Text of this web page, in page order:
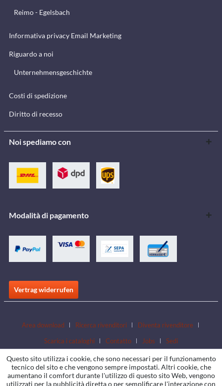
Reimo - Egelsbach
Informativa privacy Email Marketing
Riguardo a noi
Unternehmensgeschichte
Costi di spedizione
Diritto di recesso
Noi spediamo con
Modalità di pagamento
Vertrag widerrufen
Area download Ricerca rivenditori
Diventa rivenditore
Scarica i cataloghi
Contatto Jobs Sedi
Questo sito utilizza i cookie, che sono necessari per il funzionamento
tecnico del sito e che vengono sempre impostati. Altri cookie, che
aumentano il comfort durante l'utilizzo di questo sito Web, vengono
utilizzati per la pubblicità diretta o per semplificare l'interazione con